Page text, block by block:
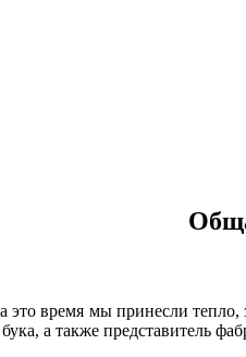
время мы принесли
а также представитель